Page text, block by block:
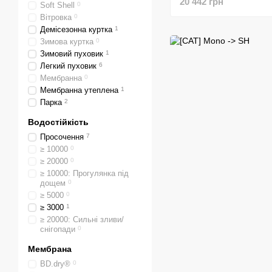
Hoody, Black, L
Soft Shell 0
Вітровка 0
Демісезонна куртка 1
Зимова куртка 0
Зимовий пуховик 1
Легкий пуховик 6
Мембранна 0
Мембранна утеплена 1
Парка 2
Водостійкість
Просочення 7
≥ 10000 0
≥ 20000 0
≥ 10000: Прогулянка під
дощем 0
≥ 5000 0
≥ 3000 1
≥ 20000: Сильні зливи/
снігопади 0
Мембрана
BD.dry® 0